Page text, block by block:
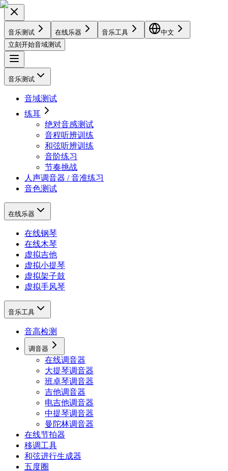
音乐测试 在线乐器 音乐工具
中文
立刻开始音域测试
音乐测试
音域测试
练耳
绝对音感测试
音程听辨训练
和弦听辨训练
音阶练习
节奏挑战
人声调音器 / 音准练习
音色测试
在线乐器
在线钢琴
在线木琴
虚拟吉他
虚拟小提琴
虚拟架子鼓
虚拟手风琴
音乐工具
音高检测
调音器
在线调音器
大提琴调音器
班卓琴调音器
吉他调音器
电吉他调音器
中提琴调音器
曼陀林调音器
在线节拍器
移调工具
和弦进行生成器
五度圈